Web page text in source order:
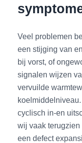
Veel problemen
een stijging van
bij vorst, of
signalen wijzen
vervuilde
cyclisch in-en
wij vaak
een defect